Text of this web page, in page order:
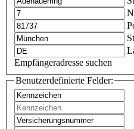
Empfängeradresse suchen
Benutzerdefinierte Felder: